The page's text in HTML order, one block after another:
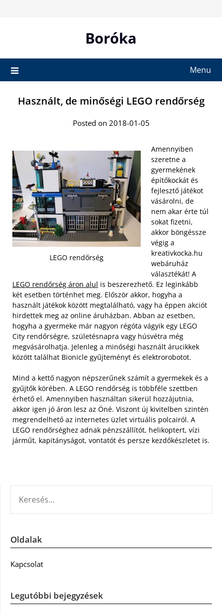
Boróka
Menu
Használt, de minőségi LEGO rendőrség
Posted on 2018-01-05
LEGO rendőrség
Amennyiben
szeretne a
gyermekének
építőkockát és
fejlesztő játékot
vásárolni, de
nem akar érte túl
sokat fizetni,
akkor böngéssze
végig a
kreativkocka.hu
webáruház
választékát! A
LEGO rendőrség áron alul is beszerezhető. Ez leginkább
két esetben történhet meg. Először akkor, hogyha a
használt játékok között megtalálható, vagy ha éppen akciót
hirdettek meg az online áruházban. Abban az esetben,
hogyha a gyermeke már nagyon régóta vágyik egy LEGO
City rendőrségre, születésnapra vagy húsvétra még
megvásárolhatja. Jelenleg a minőségi használt árucikkek
között találhat Bionicle gyűjteményt és elektrorobotot.
Mind a kettő nagyon népszerűnek számít a gyermekek és a
gyűjtők körében. A LEGO rendőrség is többféle szettben
érhető el. Amennyiben használtan sikerül hozzájutnia,
akkor igen jó áron lesz az Öné. Viszont új kivitelben szintén
megrendelhető az internetes üzlet virtuális polcairól. A
LEGO rendőrséghez adnak pénzszállítót, helikoptert, vízi
járműt, kapitányságot, vontatót és persze kezdőkészletet is.
Oldalak
Kapcsolat
Legutóbbi bejegyzések